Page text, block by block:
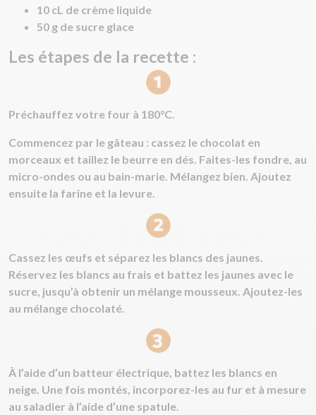
10 cL de crème liquide
50 g de sucre glace
Les étapes de la recette :
Préchauffez votre four à 180°C.
Commencez par le gâteau : cassez le chocolat en
morceaux et taillez le beurre en dés. Faites-les fondre, au
micro-ondes ou au bain-marie. Mélangez bien. Ajoutez
ensuite la farine et la levure.
Cassez les œufs et séparez les blancs des jaunes.
Réservez les blancs au frais et battez les jaunes avec le
sucre, jusqu’à obtenir un mélange mousseux. Ajoutez-les
au mélange chocolaté.
À l’aide d’un batteur électrique, battez les blancs en
neige. Une fois montés, incorporez-les au fur et à mesure
au saladier à l’aide d’une spatule.